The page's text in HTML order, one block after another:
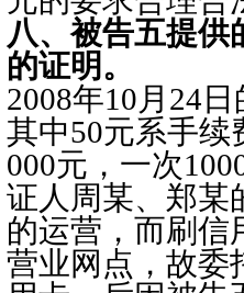
八、被告五提供
的证明。
2008年10月24
其中50元系手续
000元，一次
证人周某、郑某
的运营，而刷信
营业网点，故委